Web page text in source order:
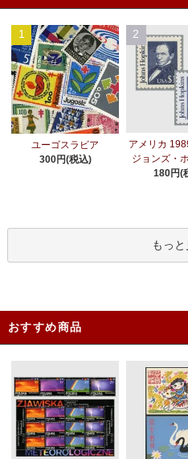
1
ユーゴスラビア
300円(税込)
2
アメリカ
ジョンズ・
180円(
もっと
おすすめ商品